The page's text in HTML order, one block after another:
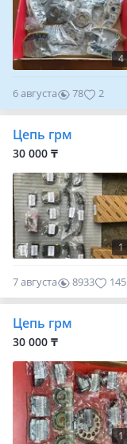
4
6 августа 78 2
Цепь грм
30 000 ₸
1
7 августа 8933 145
Цепь грм
30 000 ₸
1